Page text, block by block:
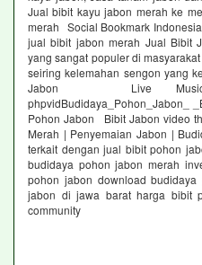
Jual bibit kayu jabon merah ke
merah Social Bookmark
jual bibit jabon merah Jual Bibit
yang sangat populer di
seiring kelemahan sengon yang
Jabon Live Musics
phpvidBudidaya_Pohon_Jabon_
Pohon Jabon Bibit Jabon video
Merah | Penyemaian Jabon |
terkait dengan jual bibit pohon
budidaya pohon jabon merah
pohon jabon download
jabon di jawa barat harga bibit
community